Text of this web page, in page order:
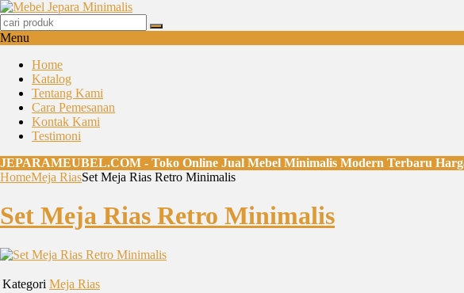
Menu
Home
Katalog
Tentang Kami
Cara Pemesanan
Kontak Kami
Testimoni
JEPARAMEUBEL.COM - Toko Online Jual Mebel Minimalis Modern Terbaru
HomeMeja RiasSet Meja Rias Retro Minimalis
Set Meja Rias Retro Minimalis
Kategori Meja Rias